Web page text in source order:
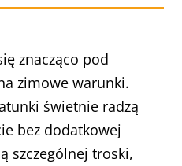
znacząco pod
zimowe warunki.
świetnie radzą
bez dodatkowej
szczególnej troski,